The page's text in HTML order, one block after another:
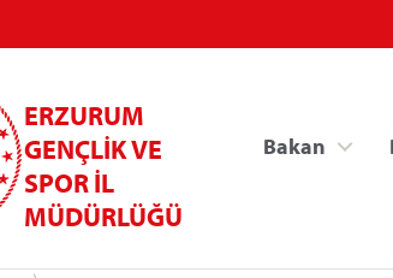
ERZURUM
GENÇLİK VE
SPOR İL
MÜDÜRLÜĞÜ
Bakan